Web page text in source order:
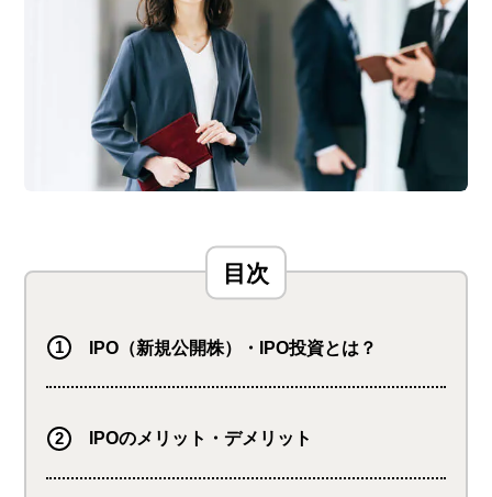
IPO（新規公開株）・IPO投資とは？
IPOのメリット・デメリット